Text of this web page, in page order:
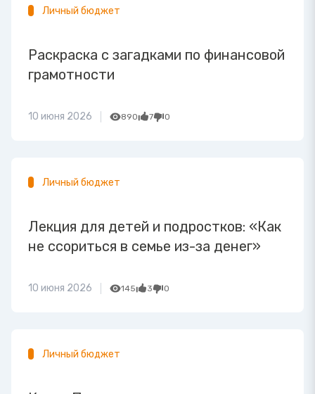
Личный бюджет
Раскраска с загадками по финансовой
грамотности
10 июня 2026 890 7 0
Личный бюджет
Лекция для детей и подростков: «Как
не ссориться в семье из-за денег»
10 июня 2026 145 3 0
Личный бюджет